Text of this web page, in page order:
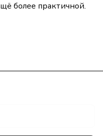
более практичной.